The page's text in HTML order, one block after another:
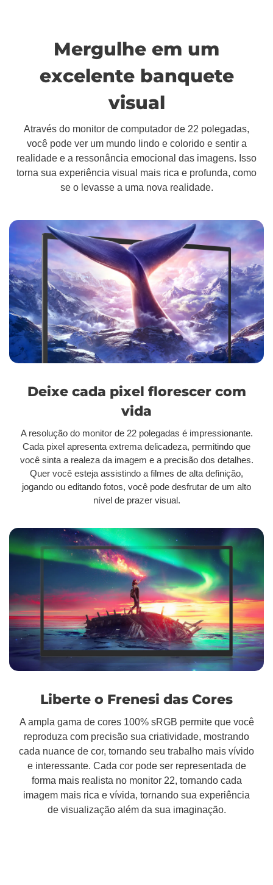
Mergulhe em um
excelente banquete
visual
Através do monitor de computador de 22 polegadas,
você pode ver um mundo lindo e colorido e sentir a
realidade e a ressonância emocional das imagens. Isso
torna sua experiência visual mais rica e profunda, como
se o levasse a uma nova realidade.
Deixe cada pixel florescer com
vida
A resolução do monitor de 22 polegadas é impressionante.
Cada pixel apresenta extrema delicadeza, permitindo que
você sinta a realeza da imagem e a precisão dos detalhes.
Quer você esteja assistindo a filmes de alta definição,
jogando ou editando fotos, você pode desfrutar de um alto
nível de prazer visual.
Liberte o Frenesi das Cores
A ampla gama de cores 100% sRGB permite que você
reproduza com precisão sua criatividade, mostrando
cada nuance de cor, tornando seu trabalho mais vívido
e interessante. Cada cor pode ser representada de
forma mais realista no monitor 22, tornando cada
imagem mais rica e vívida, tornando sua experiência
de visualização além da sua imaginação.